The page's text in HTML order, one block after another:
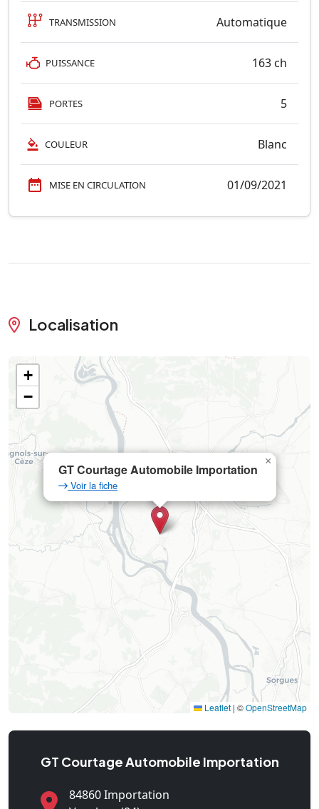
TRANSMISSION Automatique
PUISSANCE 163 ch
PORTES 5
COULEUR Blanc
MISE EN CIRCULATION 01/09/2021
Localisation
GT Courtage Automobile Importation
Voir la fiche
×
+
−
Leaflet | ©OpenStreetMap
GT Courtage Automobile Importation
84860 Importation